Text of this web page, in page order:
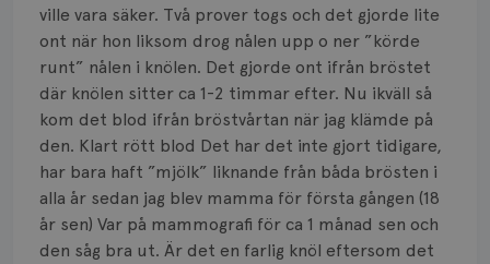
ville vara säker. Två prover togs och det gjorde lite
ont när hon liksom drog nålen upp o ner ”körde
runt” nålen i knölen. Det gjorde ont ifrån bröstet
där knölen sitter ca 1-2 timmar efter. Nu ikväll så
kom det blod ifrån bröstvårtan när jag klämde på
den. Klart rött blod Det har det inte gjort tidigare,
har bara haft ”mjölk” liknande från båda brösten i
alla år sedan jag blev mamma för första gången (18
år sen) Var på mammografi för ca 1 månad sen och
den såg bra ut. Är det en farlig knöl eftersom det
Knöl
Läkemedel
Typ av bröstcancer
Smärta
Prognos
Risker